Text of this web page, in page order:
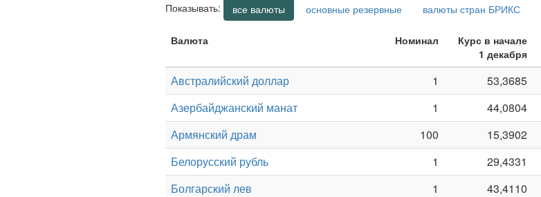
Показывать: все валюты основные резервные валюты стран БРИКС
Валюта Номинал
Курс в начале
1 декабря
Австралийский доллар 1 53,3685
Азербайджанский манат
1 44,0804
Армянский драм
100 15,3902
Белорусский рубль
1 29,4331
Болгарский лев
1 43,4110